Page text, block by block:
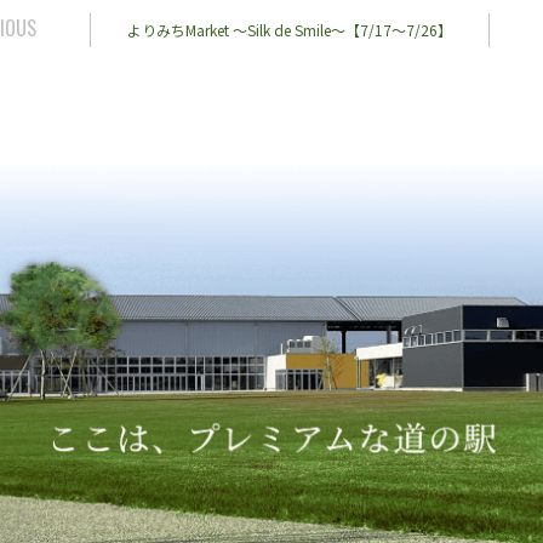
よりみちMarket ～Silk de Smile～【7/17～7/26】